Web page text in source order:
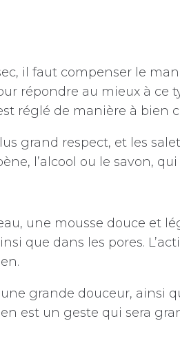
il faut compenser le
répondre au mieux à ce
réglé de manière à bien
grand respect, et les
l’alcool ou le savon,
une mousse douce et
que dans les pores.
grande douceur, ainsi
est un geste qui sera